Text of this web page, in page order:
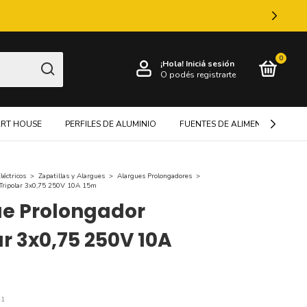
¡Hola! Iniciá sesión
O podés registrarte
0
HOUSE PERFILES DE ALUMINIO FUENTES DE ALIMENTACIÓN
> Zapatillas y Alargues > Alargues Prolongadores >
3x0,75 250V 10A 15m
Prolongador
3x0,75 250V 10A